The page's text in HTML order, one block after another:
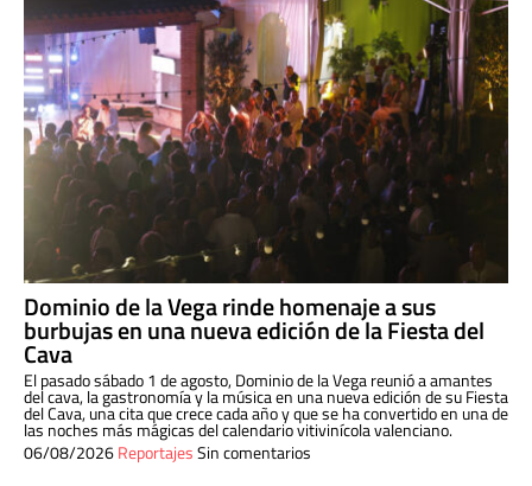
Dominio de la Vega rinde homenaje a sus
burbujas en una nueva edición de la Fiesta del
Cava
El pasado sábado 1 de agosto, Dominio de la Vega reunió a amantes
del cava, la gastronomía y la música en una nueva edición de su Fiesta
del Cava, una cita que crece cada año y que se ha convertido en una de
las noches más mágicas del calendario vitivinícola valenciano.
06/08/2026ReportajesSin comentarios